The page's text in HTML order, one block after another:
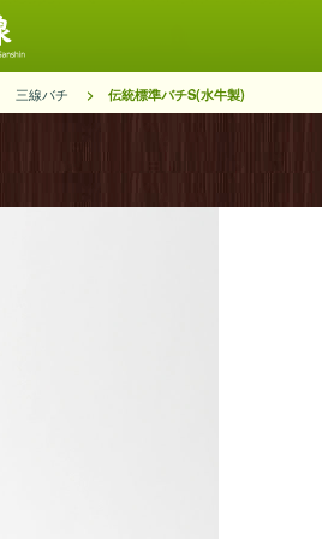
三線バチ 伝統標準バチS(水牛製)